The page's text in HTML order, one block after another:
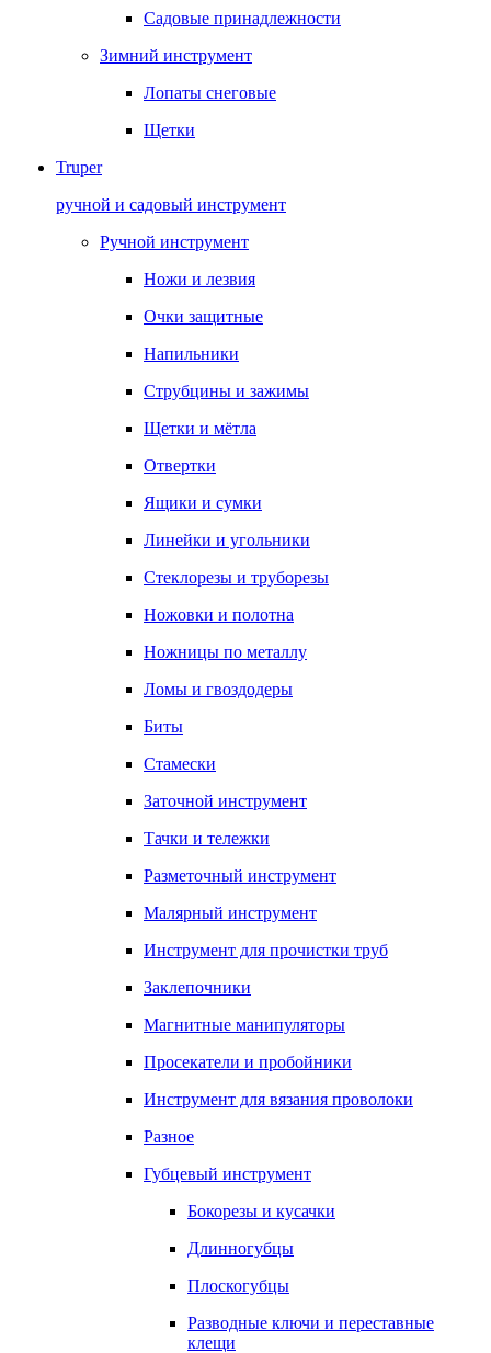
Садовые принадлежности
Зимний инструмент
Лопаты снеговые
Щетки
Truper
ручной и садовый инструмент
Ручной инструмент
Ножи и лезвия
Очки защитные
Напильники
Струбцины и зажимы
Щетки и мётла
Отвертки
Ящики и сумки
Линейки и угольники
Стеклорезы и труборезы
Ножовки и полотна
Ножницы по металлу
Ломы и гвоздодеры
Биты
Стамески
Заточной инструмент
Тачки и тележки
Разметочный инструмент
Малярный инструмент
Инструмент для прочистки труб
Заклепочники
Магнитные манипуляторы
Просекатели и пробойники
Инструмент для вязания проволоки
Разное
Губцевый инструмент
Бокорезы и кусачки
Длинногубцы
Плоскогубцы
Разводные ключи и переставные
клещи